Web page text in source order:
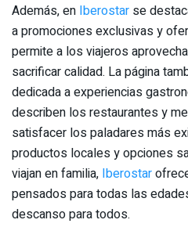
Además, en Iberostar se
a promociones exclusivas y
permite a los viajeros
sacrificar calidad. La página
dedicada a experiencias
describen los restaurantes y
satisfacer los paladares más
productos locales y opciones
viajan en familia, Iberostar
pensados para todas las
descanso para todos.